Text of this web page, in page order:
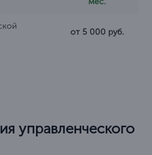
от 5 000 руб.
управленческого